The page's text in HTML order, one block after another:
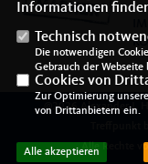
@2026 Alexander J.
Alle Rechte
Informationen
Technisch
Die notwendigen
Gebrauch der Webseite
Cookies von
Zur Optimierung
von Drittanbietern ein.
Alle akzeptieren